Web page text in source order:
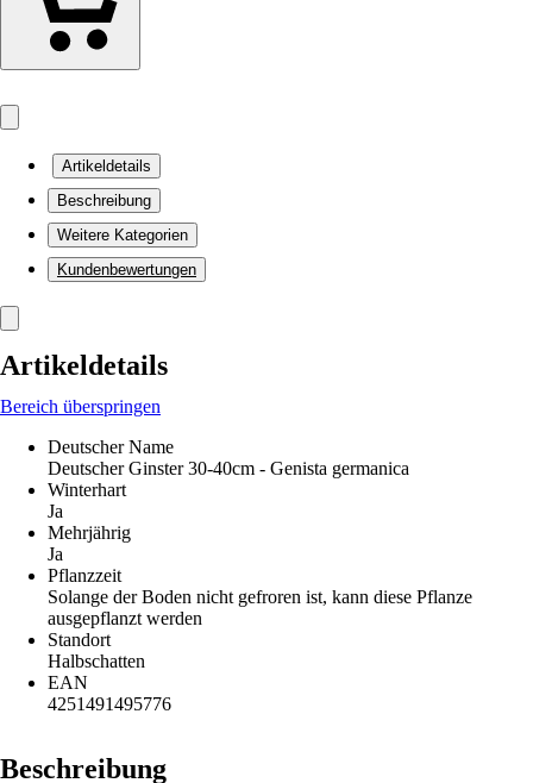
Artikeldetails
Beschreibung
Weitere Kategorien
Kundenbewertungen
Artikeldetails
Bereich überspringen
Deutscher Name
Deutscher Ginster 30-40cm - Genista germanica
Winterhart
Ja
Mehrjährig
Ja
Pflanzzeit
Solange der Boden nicht gefroren ist, kann diese Pflanze
ausgepflanzt werden
Standort
Halbschatten
EAN
4251491495776
Beschreibung